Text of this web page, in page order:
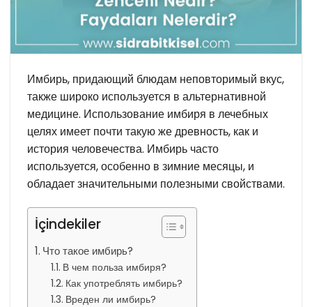
Имбирь, придающий блюдам неповторимый вкус,
также широко используется в альтернативной
медицине. Использование имбиря в лечебных
целях имеет почти такую же древность, как и
история человечества. Имбирь часто
используется, особенно в зимние месяцы, и
обладает значительными полезными свойствами.
İçindekiler
Что такое имбирь?
В чем польза имбиря?
Как употреблять имбирь?
Вреден ли имбирь?